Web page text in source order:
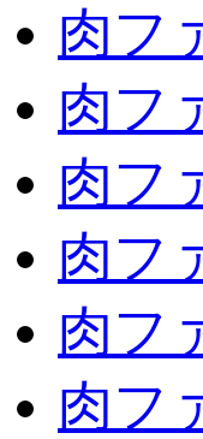
肉フ
肉フ
肉フ
肉フ
肉フ
肉フ